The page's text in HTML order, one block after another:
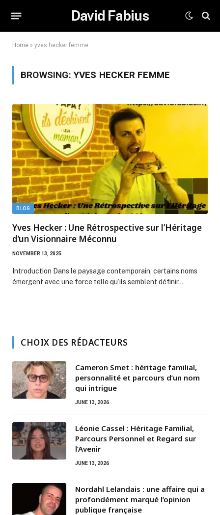
David Fabius
Home » yves hecker femme
BROWSING:YVES HECKER FEMME
BLOG
Yves Hecker : Une Rétrospective sur l’Héritage
d’un Visionnaire Méconnu
NOVEMBER 13, 2025
Introduction Dans le paysage contemporain, certains noms
émergent avec une force telle qu’ils semblent définir…
CHOIX DES RÉDACTEURS
Cameron Smet : héritage familial,
personnalité et parcours d’un nom
qui intrigue
JUNE 13, 2026
Léonie Cassel : Héritage Familial,
Parcours Personnel et Regard sur
l’Avenir
JUNE 13, 2026
Nordahl Lelandais : une affaire qui a
profondément marqué l’opinion
publique française